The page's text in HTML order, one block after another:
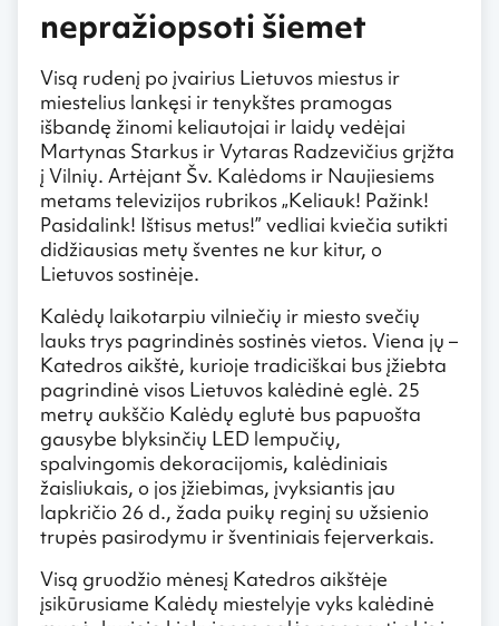
nepražiopsoti šiemet
Visą rudenį po įvairius Lietuvos miestus ir
miestelius lankęsi ir tenykštes pramogas
išbandę žinomi keliautojai ir laidų vedėjai
Martynas Starkus ir Vytaras Radzevičius grįžta
į Vilnių. Artėjant Šv. Kalėdoms ir Naujiesiems
metams televizijos rubrikos „Keliauk! Pažink!
Pasidalink! Ištisus metus!” vedliai kviečia sutikti
didžiausias metų šventes ne kur kitur, o
Lietuvos sostinėje.
Kalėdų laikotarpiu vilniečių ir miesto svečių
lauks trys pagrindinės sostinės vietos. Viena jų –
Katedros aikštė, kurioje tradiciškai bus įžiebta
pagrindinė visos Lietuvos kalėdinė eglė. 25
metrų aukščio Kalėdų eglutė bus papuošta
gausybe blyksinčių LED lempučių,
spalvingomis dekoracijomis, kalėdiniais
žaisliukais, o jos įžiebimas, įvyksiantis jau
lapkričio 26 d., žada puikų reginį su užsienio
trupės pasirodymu ir šventiniais fejerverkais.
Visą gruodžio mėnesį Katedros aikštėje
įsikūrusiame Kalėdų miestelyje vyks kalėdinė